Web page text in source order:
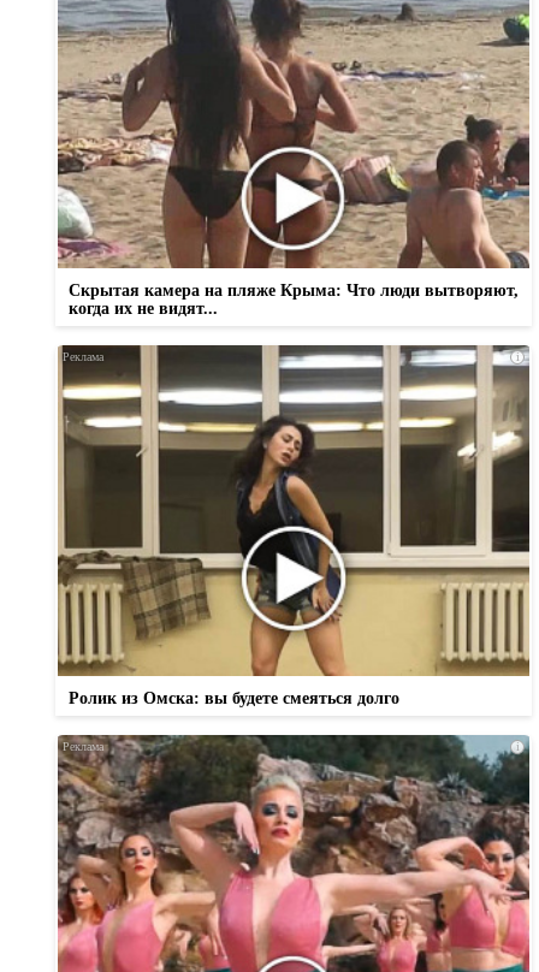
Скрытая камера на пляже Крыма: Что люди вытворяют,
когда их не видят...
i
Ролик из Омска: вы будете смеяться долго
i